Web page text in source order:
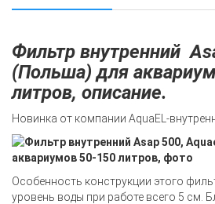
Фильтр внутренний
(Польша) для
литров, описание.
Новинка от компании AquaEL-
Особенность конструкции этого
уровень воды при работе всего 5 см.